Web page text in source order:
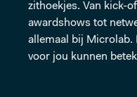
zithoekjes. Van kick-
awardshows tot
allemaal bij Microlab.
voor jou kunnen